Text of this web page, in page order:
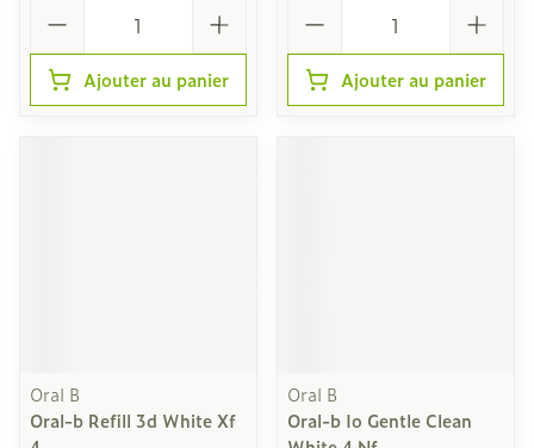
Ajouter au panier Ajouter au panier
Oral B
Oral-b Refill 3d White Xf
Oral B
Oral-b Io Gentle Clean